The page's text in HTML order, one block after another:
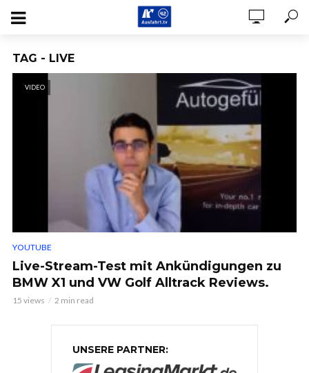
TAG - LIVE
VIDEO
YOUTUBE
Live-Stream-Test mit Ankündigungen zu
BMW X1 und VW Golf Alltrack Reviews.
15 views 2 min read
UNSERE PARTNER: